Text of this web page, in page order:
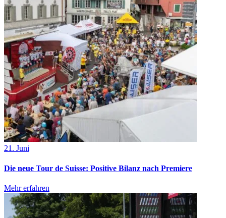
21. Juni
Die neue Tour de Suisse: Positive Bilanz nach Premiere
Mehr erfahren